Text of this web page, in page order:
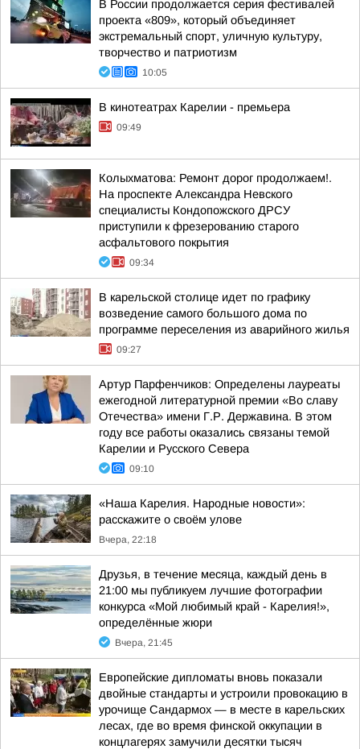
В России продолжается серия фестивалей
проекта «809», который объединяет
экстремальный спорт, уличную культуру,
творчество и патриотизм
10:05
В кинотеатрах Карелии - премьера
09:49
Колыхматова: Ремонт дорог продолжаем!.
На проспекте Александра Невского
специалисты Кондопожского ДРСУ
приступили к фрезерованию старого
асфальтового покрытия
09:34
В карельской столице идет по графику
возведение самого большого дома по
программе переселения из аварийного жилья
09:27
Артур Парфенчиков: Определены лауреаты
ежегодной литературной премии «Во славу
Отечества» имени Г.Р. Державина. В этом
году все работы оказались связаны темой
Карелии и Русского Севера
09:10
«Наша Карелия. Народные новости»:
расскажите о своём улове
Вчера, 22:18
Друзья, в течение месяца, каждый день в
21:00 мы публикуем лучшие фотографии
конкурса «Мой любимый край - Карелия!»,
определённые жюри
Вчера, 21:45
Европейские дипломаты вновь показали
двойные стандарты и устроили провокацию в
урочище Сандармох — в месте в карельских
лесах, где во время финской оккупации в
концлагерях замучили десятки тысяч